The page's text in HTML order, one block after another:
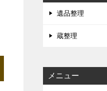
遺品整理
蔵整理
メニュー